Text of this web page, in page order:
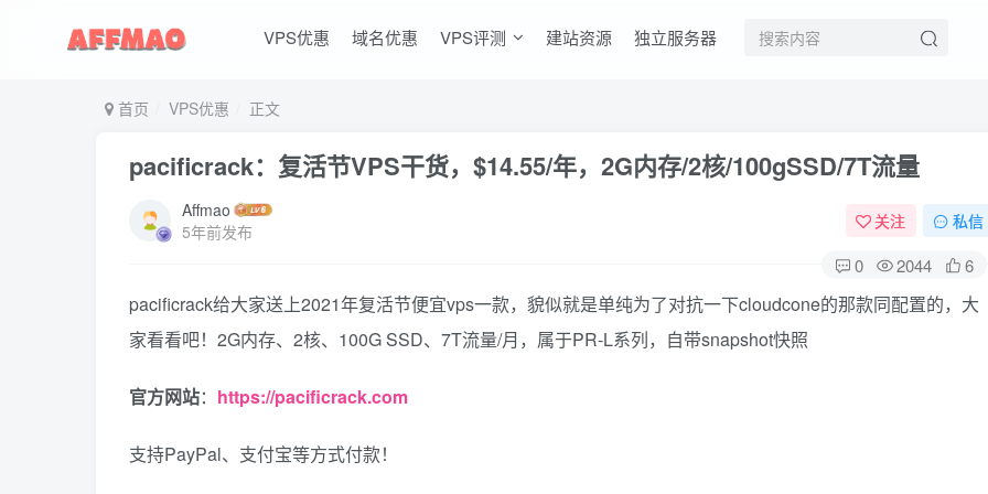
VPS优惠 域名优惠 VPS评测 建站资源 独立服务器
首页 VPS优惠 正文
pacificrack：复活节VPS干货，$14.55/年，2G内存/2核/100gSSD/7T流量
Affmao
5年前发布
关注 私信
0 2044 6
pacificrack给大家送上2021年复活节便宜vps一款，貌似就是单纯为了对抗一下cloudcone的那款同配置的，大
家看看吧！2G内存、2核、100G SSD、7T流量/月，属于PR-L系列，自带snapshot快照
官方网站： https://pacificrack.com
支持PayPal、支付宝等方式付款！